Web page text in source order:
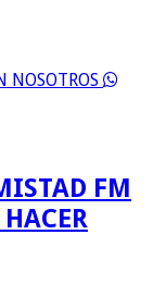
NOSOTROS
FM